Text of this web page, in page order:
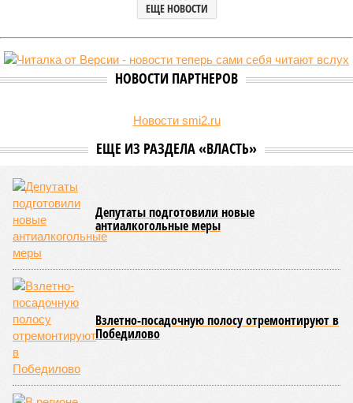
ЕЩЕ НОВОСТИ
НОВОСТИ ПАРТНЕРОВ
Новости smi2.ru
ЕЩЕ ИЗ РАЗДЕЛА «ВЛАСТЬ»
Депутаты подготовили новые
антиалкогольные меры
Взлетно-посадочную полосу отремонтируют в
Победилово